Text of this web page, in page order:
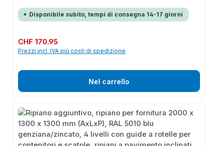
Disponibile subito, tempi di consegna 14-17 giorni
Prezzo normale:
CHF 170.95
Prezzi incl. IVA più costi di spedizione
Nel carrello